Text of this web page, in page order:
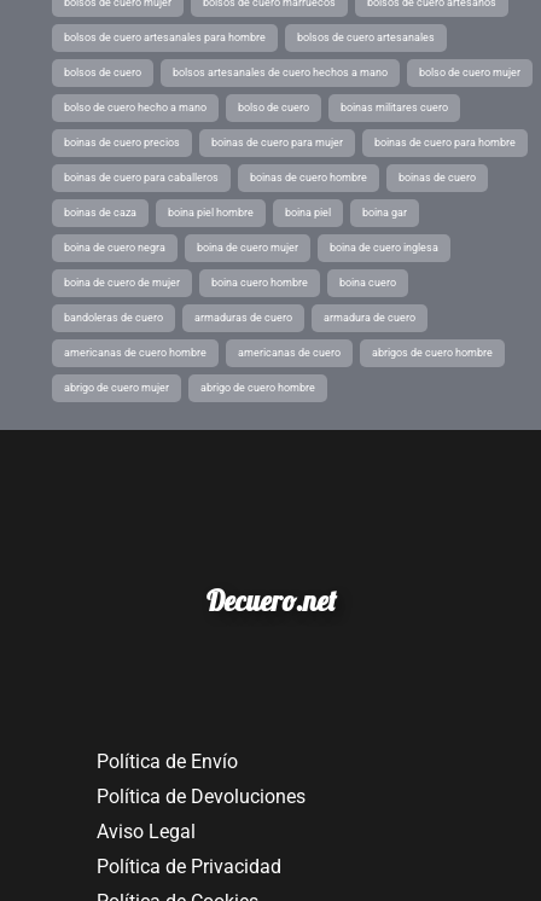
bolsos de cuero artesanales para hombre bolsos de cuero artesanales
bolsos de cuero bolsos artesanales de cuero hechos a mano bolso de cuero mujer
bolso de cuero hecho a mano bolso de cuero boinas militares cuero
boinas de cuero precios boinas de cuero para mujer boinas de cuero para hombre
boinas de cuero para caballeros boinas de cuero hombre boinas de cuero
boinas de caza boina piel hombre boina piel boina gar
boina de cuero negra boina de cuero mujer boina de cuero inglesa
boina de cuero de mujer boina cuero hombre boina cuero
bandoleras de cuero armaduras de cuero armadura de cuero
americanas de cuero hombre americanas de cuero abrigos de cuero hombre
abrigo de cuero mujer abrigo de cuero hombre
Decuero.net
Política de Envío
Política de Devoluciones
Aviso Legal
Política de Privacidad